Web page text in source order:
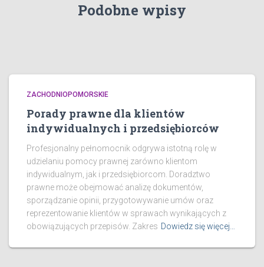
Podobne wpisy
ZACHODNIOPOMORSKIE
Porady prawne dla klientów
indywidualnych i przedsiębiorców
Profesjonalny pełnomocnik odgrywa istotną rolę w
udzielaniu pomocy prawnej zarówno klientom
indywidualnym, jak i przedsiębiorcom. Doradztwo
prawne może obejmować analizę dokumentów,
sporządzanie opinii, przygotowywanie umów oraz
reprezentowanie klientów w sprawach wynikających z
obowiązujących przepisów. Zakres Dowiedz się więcej…